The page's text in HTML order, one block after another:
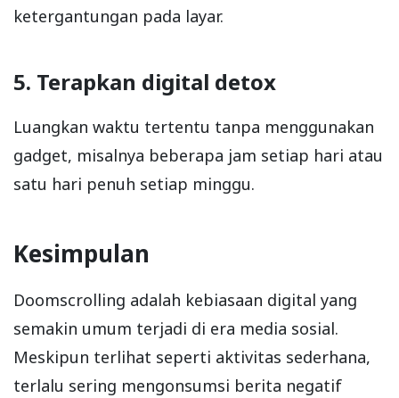
ketergantungan pada layar.
5. Terapkan digital detox
Luangkan waktu tertentu tanpa menggunakan
gadget, misalnya beberapa jam setiap hari atau
satu hari penuh setiap minggu.
Kesimpulan
Doomscrolling adalah kebiasaan digital yang
semakin umum terjadi di era media sosial.
Meskipun terlihat seperti aktivitas sederhana,
terlalu sering mengonsumsi berita negatif